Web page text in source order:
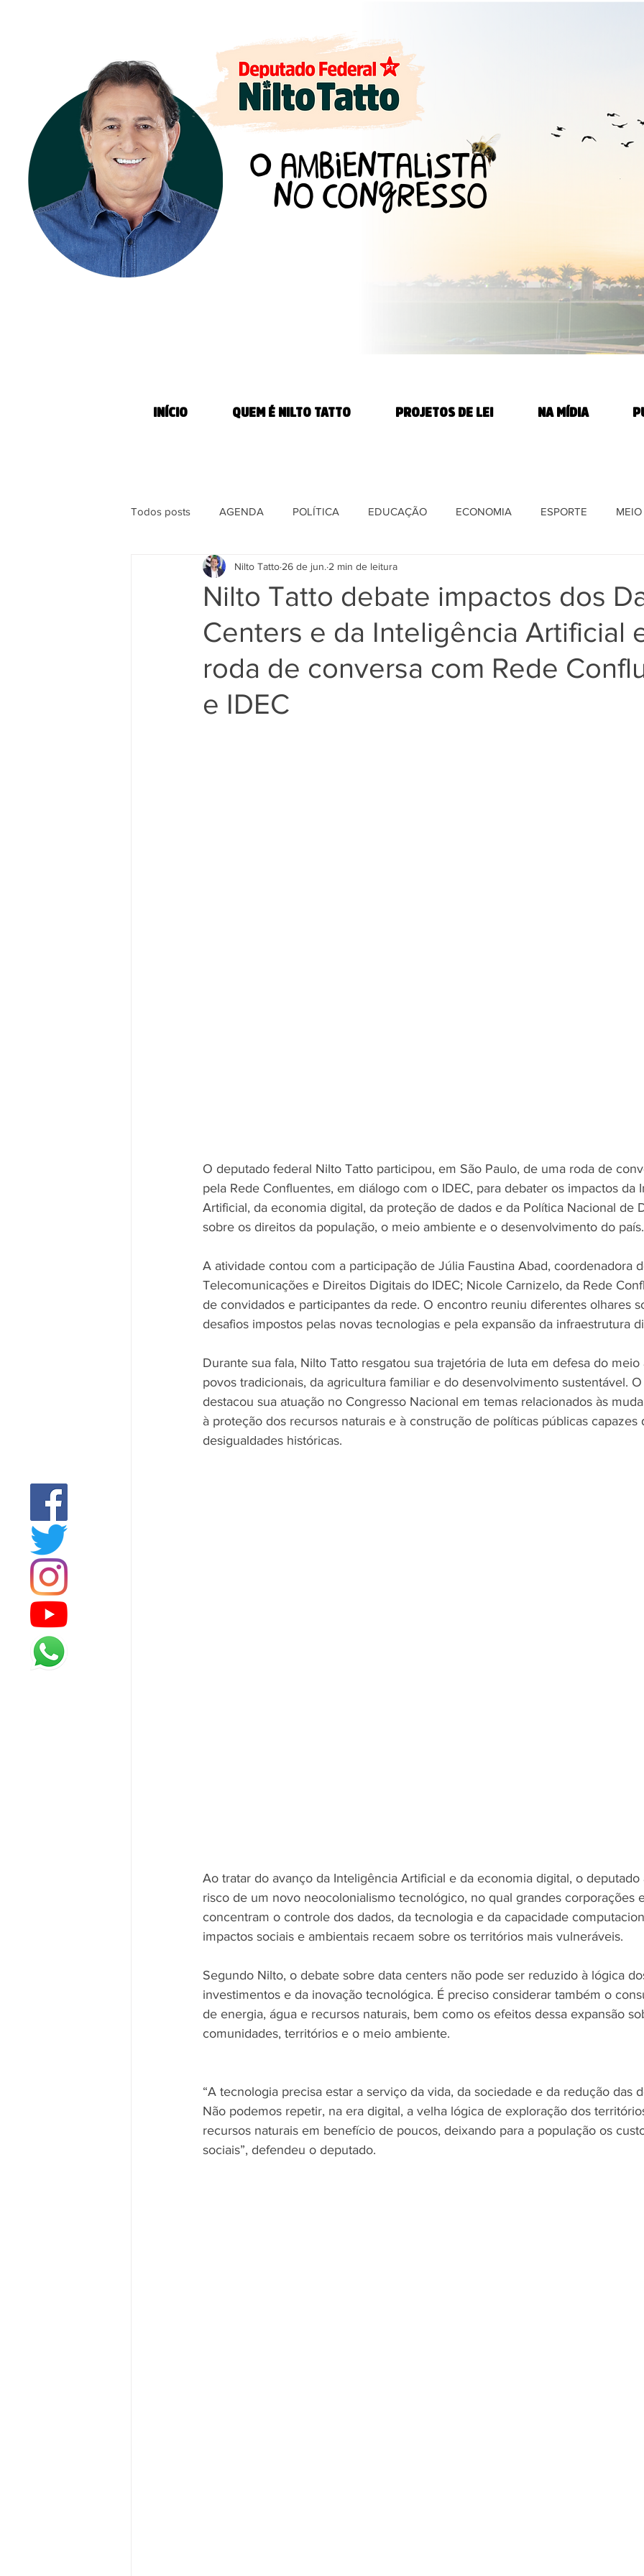
INÍCIO QUEM É NILTO TATTO PROJETOS DE LEI NA MÍDIA
Todos posts AGENDA POLÍTICA EDUCAÇÃO ECONOMIA ESPORTE
MORADIA COMBATE À FOME DIREITOS HUMANOS
DIREITOS DOS ANIMAIS MÍDIA AGROTÓXICOS Ciência e Tecnologia
Nilto Tatto debate impactos dos
Centers e da Inteligência Artificial
roda de conversa com Rede
e IDEC
Nilto Tatto 26 de jun. 2 min de leitura
O deputado federal Nilto Tatto participou, em São Paulo, de uma roda de
pela Rede Confluentes, em diálogo com o IDEC, para debater os impactos da
Artificial, da economia digital, da proteção de dados e da Política Nacional de
sobre os direitos da população, o meio ambiente e o desenvolvimento do país.
A atividade contou com a participação de Júlia Faustina Abad, coordenadora
Telecomunicações e Direitos Digitais do IDEC; Nicole Carnizelo, da Rede
de convidados e participantes da rede. O encontro reuniu diferentes olhares
desafios impostos pelas novas tecnologias e pela expansão da infraestrutura
Durante sua fala, Nilto Tatto resgatou sua trajetória de luta em defesa do
povos tradicionais, da agricultura familiar e do desenvolvimento sustentável.
destacou sua atuação no Congresso Nacional em temas relacionados às
à proteção dos recursos naturais e à construção de políticas públicas capazes
desigualdades históricas.
Ao tratar do avanço da Inteligência Artificial e da economia digital, o deputado
risco de um novo neocolonialismo tecnológico, no qual grandes corporações
concentram o controle dos dados, da tecnologia e da capacidade
impactos sociais e ambientais recaem sobre os territórios mais vulneráveis.
Segundo Nilto, o debate sobre data centers não pode ser reduzido à lógica
investimentos e da inovação tecnológica. É preciso considerar também o
de energia, água e recursos naturais, bem como os efeitos dessa expansão
comunidades, territórios e o meio ambiente.
“A tecnologia precisa estar a serviço da vida, da sociedade e da redução das
Não podemos repetir, na era digital, a velha lógica de exploração dos
recursos naturais em benefício de poucos, deixando para a população os
sociais”, defendeu o deputado.